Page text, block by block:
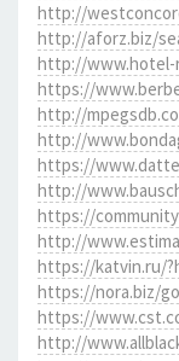
http://
http://aforz.biz/
http://www.hotel-
https://
http://
http://
https://
http://
https://
http://
https://katvin.ru/
https://nora.biz/
https://
http://